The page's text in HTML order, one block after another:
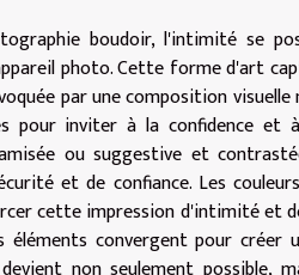
boudoir, l'intimité se
photo. Cette forme d'art
par une composition
pour inviter à la confidence et
ou suggestive et
et de confiance. Les
cette impression d'intimité et
convergent pour créer